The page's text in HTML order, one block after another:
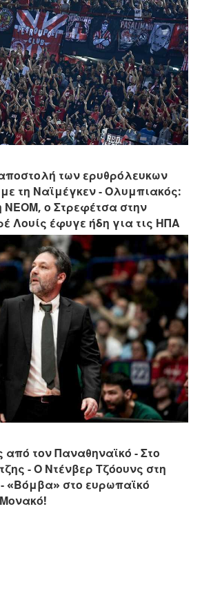
των ερυθρόλευκων
με τη Ναϊμέγκεν - Ολυμπιακός:
ο Στρεφέτσα στην
Λουίς έφυγε ήδη για τις ΗΠΑ
από τον Παναθηναϊκό - Στο
- Ο Ντένβερ Τζόουνς στη
«Βόμβα» στο ευρωπαϊκό